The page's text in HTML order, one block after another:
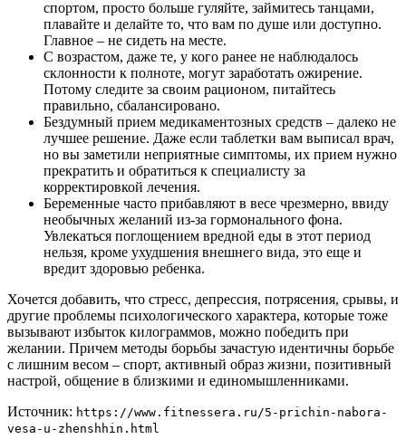
спортом, просто больше гуляйте, займитесь танцами,
плавайте и делайте то, что вам по душе или доступно.
Главное – не сидеть на месте.
С возрастом, даже те, у кого ранее не наблюдалось
склонности к полноте, могут заработать ожирение.
Потому следите за своим рационом, питайтесь
правильно, сбалансировано.
Бездумный прием медикаментозных средств – далеко не
лучшее решение. Даже если таблетки вам выписал врач,
но вы заметили неприятные симптомы, их прием нужно
прекратить и обратиться к специалисту за
корректировкой лечения.
Беременные часто прибавляют в весе чрезмерно, ввиду
необычных желаний из-за гормонального фона.
Увлекаться поглощением вредной еды в этот период
нельзя, кроме ухудшения внешнего вида, это еще и
вредит здоровью ребенка.
Хочется добавить, что стресс, депрессия, потрясения, срывы, и
другие проблемы психологического характера, которые тоже
вызывают избыток килограммов, можно победить при
желании. Причем методы борьбы зачастую идентичны борьбе
с лишним весом – спорт, активный образ жизни, позитивный
настрой, общение в близкими и единомышленниками.
Источник: https://www.fitnessera.ru/5-prichin-nabora-
vesa-u-zhenshhin.html